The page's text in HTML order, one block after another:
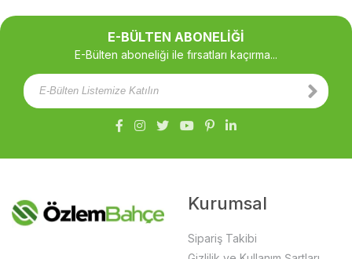
E-BÜLTEN ABONELİĞİ
E-Bülten aboneliği ile fırsatları kaçırma...
Kurumsal
Sipariş Takibi